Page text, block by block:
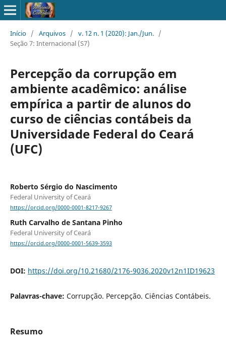
Início / Arquivos / v. 12 n. 1 (2020): Jan./Jun. /
Seção 7: Internacional (S7)
Percepção da corrupção em
ambiente acadêmico: análise
empírica a partir de alunos do
curso de ciências contábeis da
Universidade Federal do Ceará
(UFC)
Roberto Sérgio do Nascimento
Federal University of Ceará
https://orcid.org/0000-0001-8217-9267
Ruth Carvalho de Santana Pinho
Federal University of Ceará
https://orcid.org/0000-0001-5639-3593
DOI: https://doi.org/10.21680/2176-9036.2020v12n1ID19623
Palavras-chave: Corrupção. Percepção. Ciências Contábeis.
Resumo